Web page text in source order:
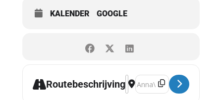
KALENDER GOOGLE
RoutebeschrijvingAddress - NJO ensemble:
Destination Address -